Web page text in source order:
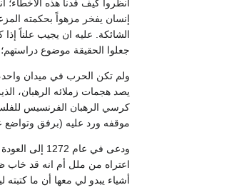
انظروا كيف فدنا هذه الاخطاء؛
إنسان يفخر مزهواً بحكمته
الشائكة. عليه ان يجيب علناً
جعلوا الحقيقة موضوع
ولم تكن الحرب في ميدان
يصد هجمات زملائه الرهبان،
كرسي الرهبان الفرنسيس
موقفه ورد عليه (برفق وتواضع عظيمين)(57). وربما كانت هذه السنوات الثلاث التي احتدم
ودعى في
اعتراه من ملل أم انه قد خاب